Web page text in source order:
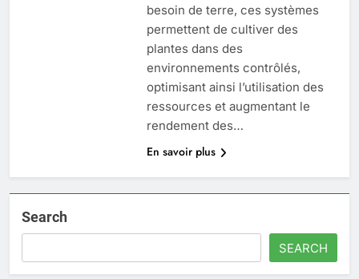
besoin de terre, ces systèmes
permettent de cultiver des
plantes dans des
environnements contrôlés,
optimisant ainsi l’utilisation des
ressources et augmentant le
rendement des…
En savoir plus
Search
SEARCH